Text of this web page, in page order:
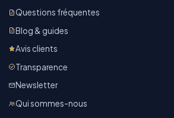
Questions fréquentes
Blog & guides
Avis clients
Transparence
Newsletter
Qui sommes-nous